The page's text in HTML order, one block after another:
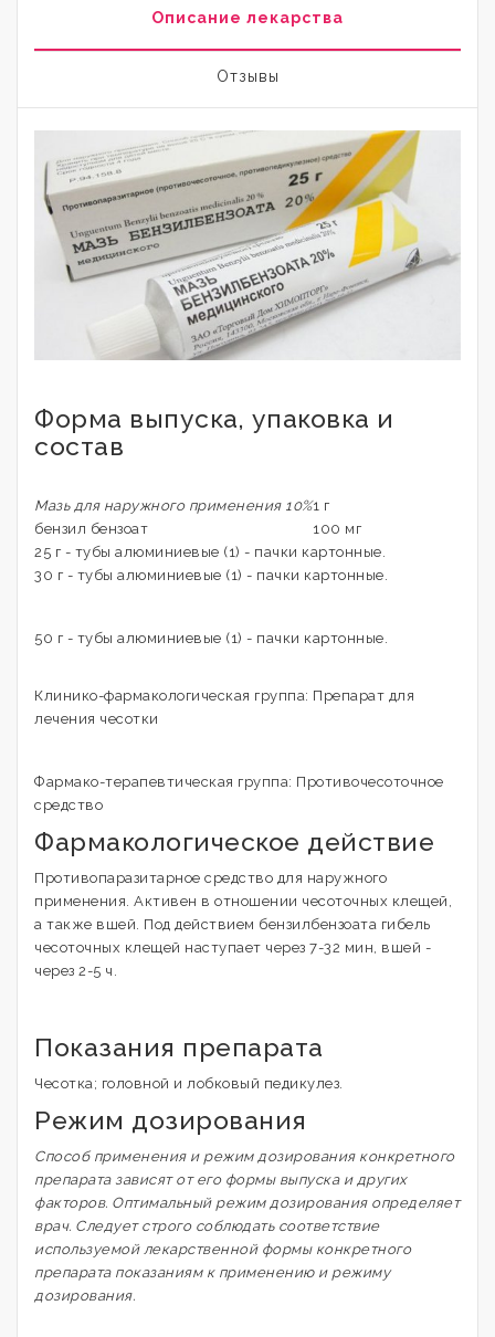
Описание лекарства
Отзывы
Форма выпуска, упаковка и
состав
Мазь для наружного применения 10%1 г
бензил бензоат
100 мг
25 г - тубы алюминиевые (1) - пачки картонные.
30 г - тубы алюминиевые (1) - пачки картонные.
50 г - тубы алюминиевые (1) - пачки картонные.
Клинико-фармакологическая группа: Препарат для
лечения чесотки
Фармако-терапевтическая группа: Противочесоточное
средство
Фармакологическое действие
Противопаразитарное средство для наружного
применения. Активен в отношении чесоточных клещей,
а также вшей. Под действием бензилбензоата гибель
чесоточных клещей наступает через 7-32 мин, вшей -
через 2-5 ч.
Показания препарата
Чесотка; головной и лобковый педикулез.
Режим дозирования
Способ применения и режим дозирования конкретного
препарата зависят от его формы выпуска и других
факторов. Оптимальный режим дозирования определяет
врач. Следует строго соблюдать соответствие
используемой лекарственной формы конкретного
препарата показаниям к применению и режиму
дозирования.